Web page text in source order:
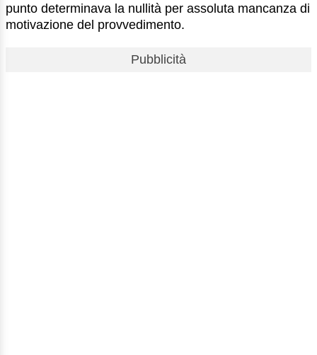
punto determinava la nullità per assoluta mancanza di
motivazione del provvedimento.
Pubblicità